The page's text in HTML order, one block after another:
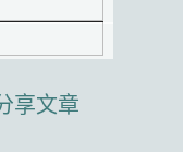
享文章